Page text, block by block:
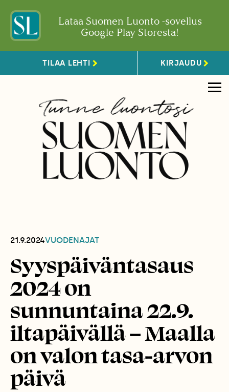
Lataa Suomen Luonto -sovellus
Google Play Storesta!
TILAA LEHTI KIRJAUDU
21.9.2024VUODENAJAT
Syyspäiväntasaus
2024 on
sunnuntaina 22.9.
iltapäivällä – Maalla
on valon tasa-arvon
päivä